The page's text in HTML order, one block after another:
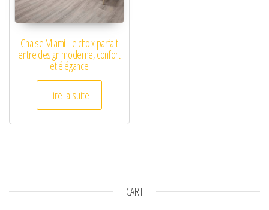
Chaise Miami : le choix parfait
entre design moderne, confort
et élégance
Lire la suite
CART